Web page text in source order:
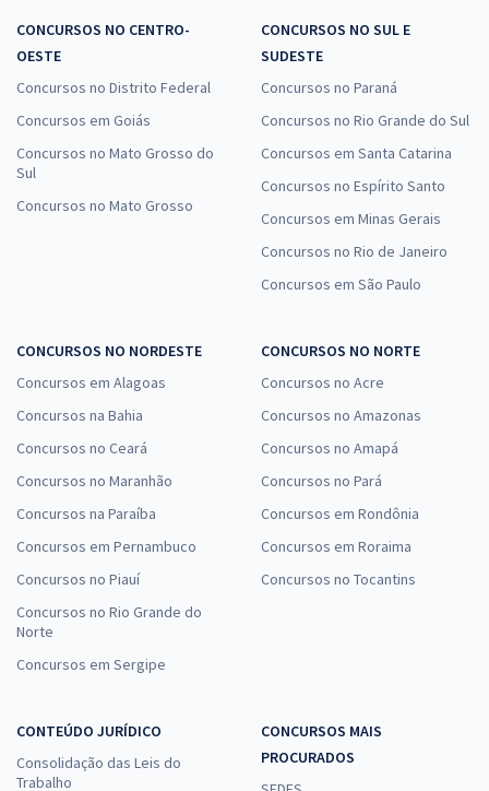
CONCURSOS NO CENTRO-
OESTE
Concursos no Distrito Federal
Concursos em Goiás
Concursos no Mato Grosso do
Sul
Concursos no Mato Grosso
CONCURSOS NO SUL E
SUDESTE
Concursos no Paraná
Concursos no Rio Grande do Sul
Concursos em Santa Catarina
Concursos no Espírito Santo
Concursos em Minas Gerais
Concursos no Rio de Janeiro
Concursos em São Paulo
CONCURSOS NO NORDESTE
Concursos em Alagoas
Concursos na Bahia
Concursos no Ceará
Concursos no Maranhão
Concursos na Paraíba
Concursos em Pernambuco
Concursos no Piauí
Concursos no Rio Grande do
Norte
Concursos em Sergipe
CONCURSOS NO NORTE
Concursos no Acre
Concursos no Amazonas
Concursos no Amapá
Concursos no Pará
Concursos em Rondônia
Concursos em Roraima
Concursos no Tocantins
CONTEÚDO JURÍDICO
Consolidação das Leis do
Trabalho
CONCURSOS MAIS
PROCURADOS